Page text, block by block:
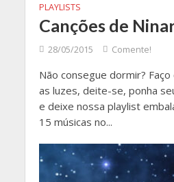
PLAYLISTS
Canções de
28/05/2015 Comente!
Não consegue dormir?
as luzes, deite-se, ponha
e deixe nossa playlist
15 músicas no...